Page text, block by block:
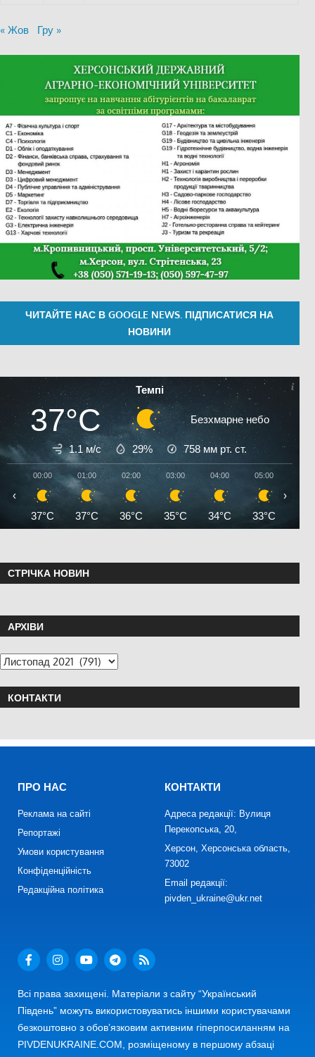
« Жов Гру »
ЧИТАЙТЕ НАС В GOOGLE NEWS. ПІДПИСАТИСЯ НА
НОВИНИ
Темпі
37°C Безхмарне небо
1.1 м/с 29% 758 мм рт. ст.
00:00
37°C
01:00
37°C
02:00
36°C
03:00
35°C
04:00
34°C
05:00
33°C
‹ ›
СТРІЧКА НОВИН
АРХІВИ
КОНТАКТИ
ПРО НАС
Реклама на сайті
Репортажі
Умови користування
Конфіденційність
Редакційна політика
КОНТАКТИ
Адреса редакції: Вулиця
Перекопська, 20,
Херсон, Херсонська область,
73002
Email редакції:
pivden_ukraine@ukr.net
Всі права захищені. Матеріали з сайту “Український
Південь” можуть використовуватись іншими користувачами
безкоштовно з обов’язковим активним гіперпосиланням на
PIVDENUKRAINE.COM, розміщеному в першому абзаці